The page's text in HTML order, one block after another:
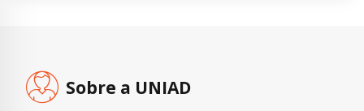
Sobre a UNIAD